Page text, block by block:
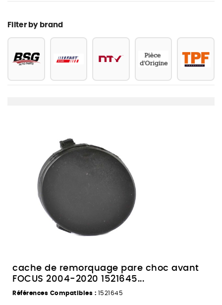
Filter by brand
cache de remorquage pare choc avant
FOCUS 2004-2020 1521645...
Références Compatibles : 1521645